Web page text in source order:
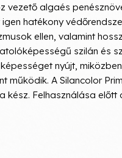
vezető algaés
hatékony
ellen, valamint
szilán és
nyújt,
A Silancolor
Felhasználása előtt